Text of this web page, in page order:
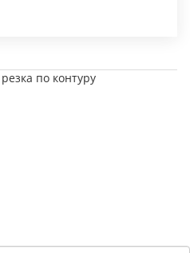
по контуру